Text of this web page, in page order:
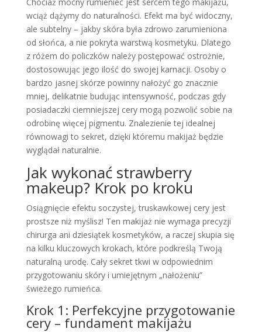
wciąż dążymy do naturalności. Efekt ma być widoczny,
ale subtelny – jakby skóra była zdrowo zarumieniona
od słońca, a nie pokryta warstwą kosmetyku. Dlatego
z różem do policzków należy postępować ostrożnie,
dostosowując jego ilość do swojej karnacji. Osoby o
bardzo jasnej skórze powinny nałożyć go znacznie
mniej, delikatnie budując intensywność, podczas gdy
posiadaczki ciemniejszej cery mogą pozwolić sobie na
odrobinę więcej pigmentu. Znalezienie tej idealnej
równowagi to sekret, dzięki któremu makijaż będzie
wyglądał naturalnie.
Jak wykonać strawberry
makeup? Krok po kroku
Osiągnięcie efektu soczystej, truskawkowej cery jest
prostsze niż myślisz! Ten makijaż nie wymaga precyzji
chirurga ani dziesiątek kosmetyków, a raczej skupia się
na kilku kluczowych krokach, które podkreślą Twoją
naturalną urodę. Cały sekret tkwi w odpowiednim
przygotowaniu skóry i umiejętnym „nałożeniu”
świeżego rumieńca.
Krok 1: Perfekcyjne przygotowanie
cery – fundament makijażu